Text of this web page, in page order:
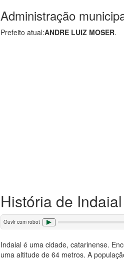
Administração
Prefeito atual:ANDRE LUIZ MOSER.
História de
Ouvir com robot
Indaial é uma cidade, catarinense.
uma altitude de 64 metros. A